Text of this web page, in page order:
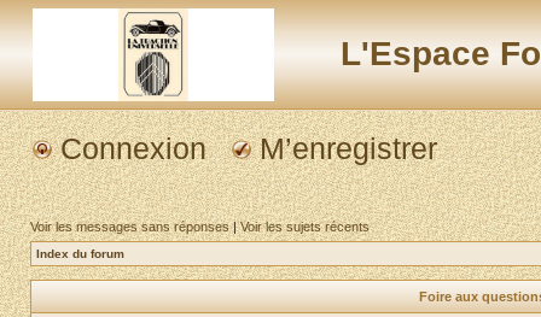
L'Espace
Connexion M’enregistrer
Voir les messages sans réponses|Voir les sujets récents
Index du forum
Foire aux